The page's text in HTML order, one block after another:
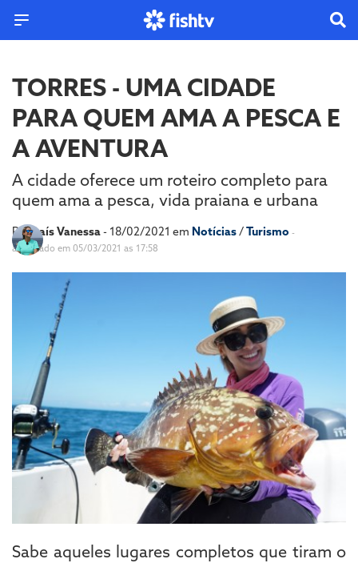
TORRES - UMA CIDADE
PARA QUEM AMA A PESCA E
A AVENTURA
A cidade oferece um roteiro completo para
quem ama a pesca, vida praiana e urbana
PorLaís Vanessa- 18/02/2021 em Notícias/Turismo -
atualizado em 05/03/2021 as 17:58
Sabe aqueles lugares completos que tiram o